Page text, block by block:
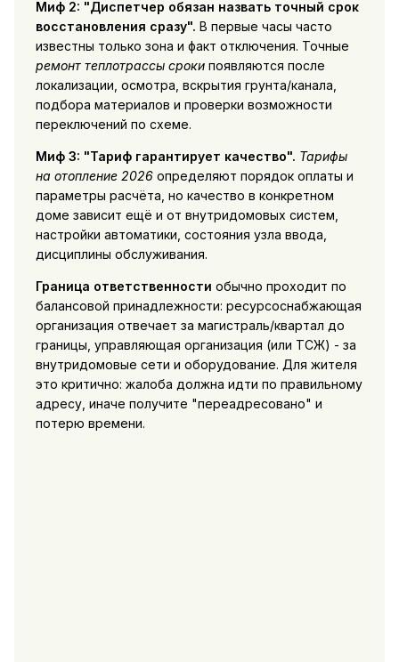
Миф 2: "Диспетчер обязан назвать точный срок
восстановления сразу". В первые часы часто
известны только зона и факт отключения. Точные
ремонт теплотрассы срокипоявляются после
локализации, осмотра, вскрытия грунта/канала,
подбора материалов и проверки возможности
переключений по схеме.
Миф 3: "Тариф гарантирует качество". Тарифы
на отопление 2026определяют порядок оплаты и
параметры расчёта, но качество в конкретном
доме зависит ещё и от внутридомовых систем,
настройки автоматики, состояния узла ввода,
дисциплины обслуживания.
Граница ответственности обычно проходит по
балансовой принадлежности: ресурсоснабжающая
организация отвечает за магистраль/квартал до
границы, управляющая организация (или ТСЖ) - за
внутридомовые сети и оборудование. Для жителя
это критично: жалоба должна идти по правильному
адресу, иначе получите "переадресовано" и
потерю времени.